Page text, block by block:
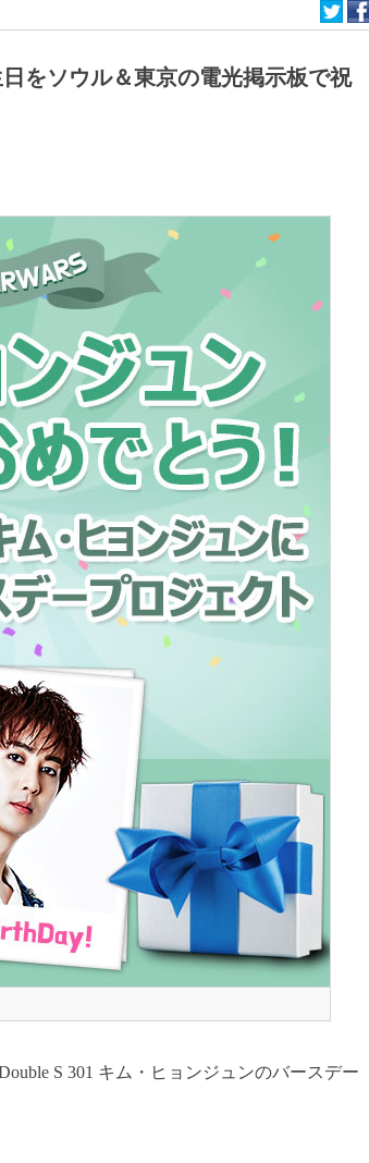
をソウル＆東京の電光掲示板で祝
S 301 キム・ヒョンジュンのバースデー